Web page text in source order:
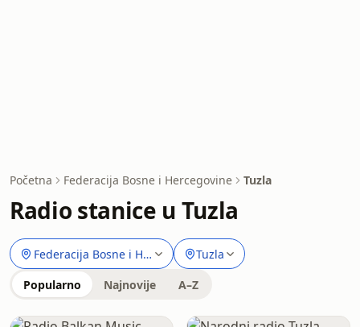
Početna Federacija Bosne i Hercegovine Tuzla
Radio stanice u Tuzla
Federacija Bosne i HercegovineTuzla
Popularno Najnovije A–Z